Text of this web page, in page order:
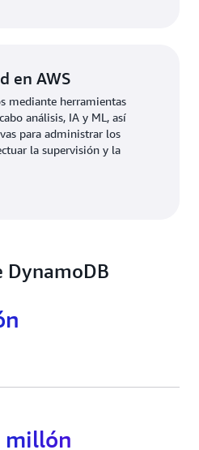
en AWS
mediante herramientas
análisis, IA y ML, así
para administrar los
la supervisión y la
DynamoDB
millón